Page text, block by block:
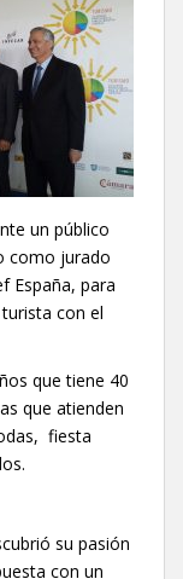
un público
como jurado
España, para
con el
que tiene 40
que atienden
fiesta
su pasión
con un